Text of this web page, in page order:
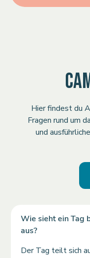
Hier findest du
Fragen rund um
und
Wie sieht ein Tag
aus?
Der Tag teilt sich